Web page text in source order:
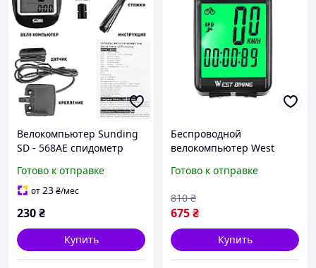
Велокомпьютер Sunding
SD - 568AE спидометр
Готово к отправке
от23₴/мес
230₴
Купить
Беспроводной
велокомпьютер West
велосипедный с большим
спидометр 4шт
Готово к отправке
675₴
810 ₴
Купить